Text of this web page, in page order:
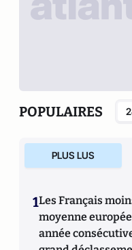
POPULAIRES
PLUS LUS
1Les Français
moyenne
année